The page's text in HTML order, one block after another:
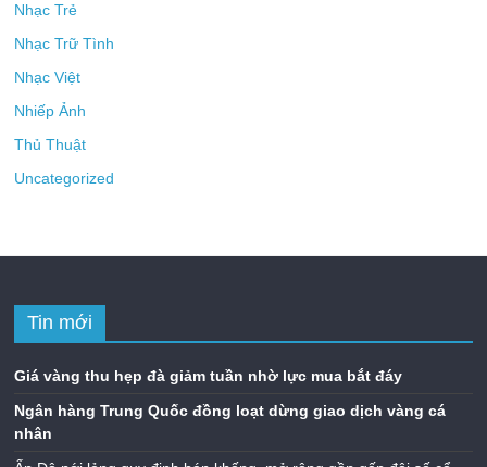
Nhạc Trẻ
Nhạc Trữ Tình
Nhạc Việt
Nhiếp Ảnh
Thủ Thuật
Uncategorized
Tin mới
Giá vàng thu hẹp đà giảm tuần nhờ lực mua bắt đáy
Ngân hàng Trung Quốc đồng loạt dừng giao dịch vàng cá
nhân